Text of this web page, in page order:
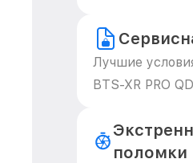
Лучшие
BTS-XR PRO
поломки